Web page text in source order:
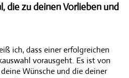
die zu deinen Vorlieben und
ich, dass einer erfolgreichen
vorausgeht. Es ist von
Wünsche und die deiner